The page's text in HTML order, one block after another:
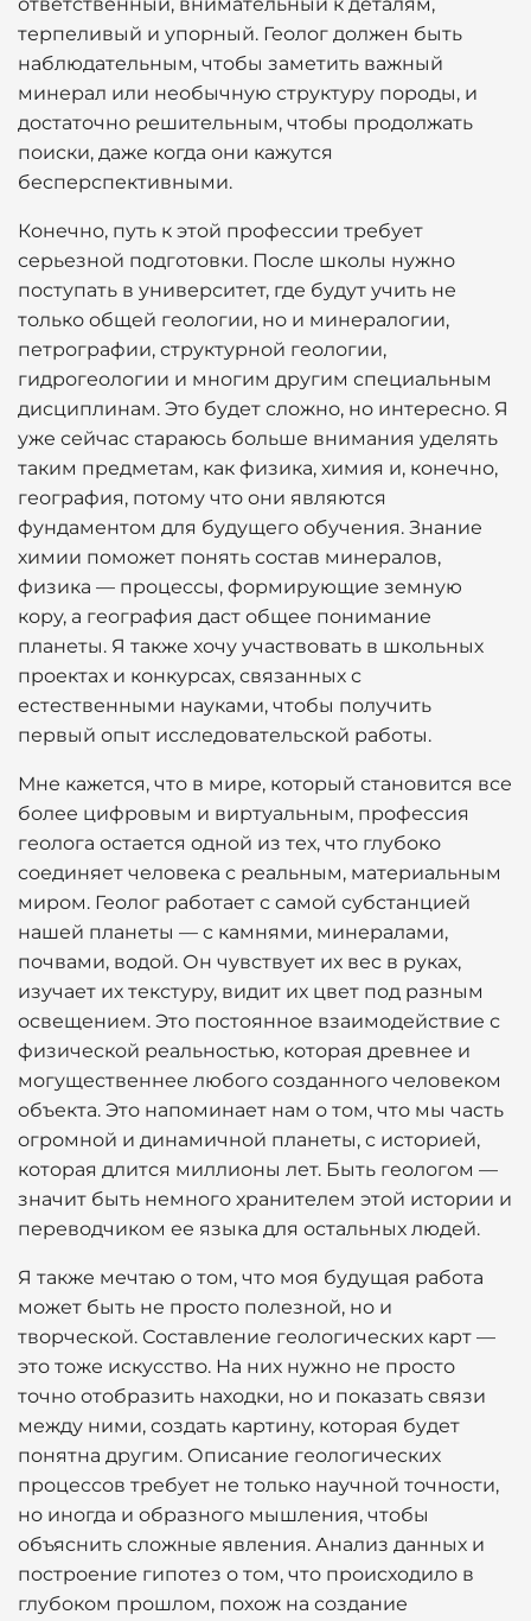
терпеливый и упорный. Геолог должен быть
наблюдательным, чтобы заметить важный
минерал или необычную структуру породы, и
достаточно решительным, чтобы продолжать
поиски, даже когда они кажутся
бесперспективными.
Конечно, путь к этой профессии требует
серьезной подготовки. После школы нужно
поступать в университет, где будут учить не
только общей геологии, но и минералогии,
петрографии, структурной геологии,
гидрогеологии и многим другим специальным
дисциплинам. Это будет сложно, но интересно. Я
уже сейчас стараюсь больше внимания уделять
таким предметам, как физика, химия и, конечно,
география, потому что они являются
фундаментом для будущего обучения. Знание
химии поможет понять состав минералов,
физика — процессы, формирующие земную
кору, а география даст общее понимание
планеты. Я также хочу участвовать в школьных
проектах и конкурсах, связанных с
естественными науками, чтобы получить
первый опыт исследовательской работы.
Мне кажется, что в мире, который становится все
более цифровым и виртуальным, профессия
геолога остается одной из тех, что глубоко
соединяет человека с реальным, материальным
миром. Геолог работает с самой субстанцией
нашей планеты — с камнями, минералами,
почвами, водой. Он чувствует их вес в руках,
изучает их текстуру, видит их цвет под разным
освещением. Это постоянное взаимодействие с
физической реальностью, которая древнее и
могущественнее любого созданного человеком
объекта. Это напоминает нам о том, что мы часть
огромной и динамичной планеты, с историей,
которая длится миллионы лет. Быть геологом —
значит быть немного хранителем этой истории и
переводчиком ее языка для остальных людей.
Я также мечтаю о том, что моя будущая работа
может быть не просто полезной, но и
творческой. Составление геологических карт —
это тоже искусство. На них нужно не просто
точно отобразить находки, но и показать связи
между ними, создать картину, которая будет
понятна другим. Описание геологических
процессов требует не только научной точности,
но иногда и образного мышления, чтобы
объяснить сложные явления. Анализ данных и
построение гипотез о том, что происходило в
глубоком прошлом, похож на создание